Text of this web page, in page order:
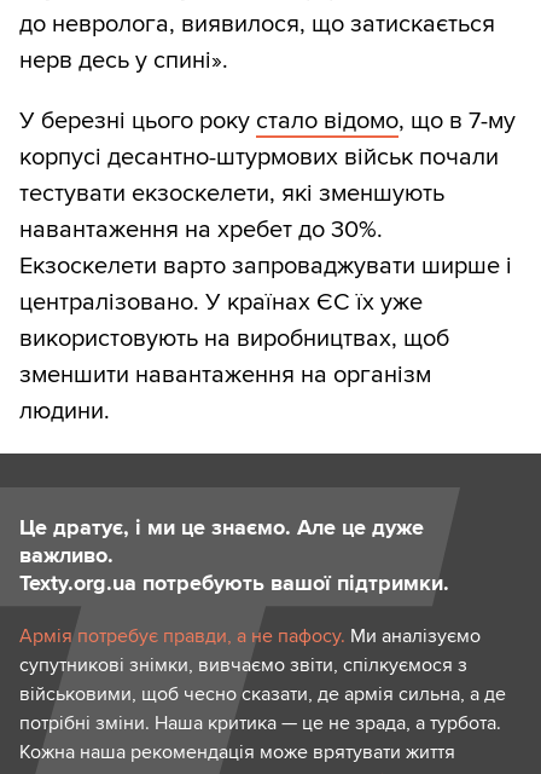
до невролога, виявилося, що затискається
нерв десь у спині».
У березні цього року стало відомо, що в 7-му
корпусі десантно-штурмових військ почали
тестувати екзоскелети, які зменшують
навантаження на хребет до 30%.
Екзоскелети варто запроваджувати ширше і
централізовано. У країнах ЄС їх уже
використовують на виробництвах, щоб
зменшити навантаження на організм
людини.
Це дратує, і ми це знаємо. Але це дуже
важливо.
Texty.org.ua потребують вашої підтримки.
Армія потребує правди, а не пафосу. Ми аналізуємо
супутникові знімки, вивчаємо звіти, спілкуємося з
військовими, щоб чесно сказати, де армія сильна, а де
потрібні зміни. Наша критика — це не зрада, а турбота.
Кожна наша рекомендація може врятувати життя